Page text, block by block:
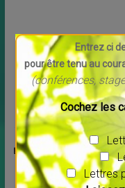
←“L’oiseau et l’enfant
Exclusif! La joie,
Vous
Entrez ci
pour être tenu au
(conférences,
Cochez les
Lettres